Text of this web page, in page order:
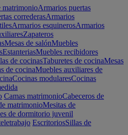
matrimonioArmarios puertas
correderasArmarios
Armarios esquinerosArmarios
Zapateros
Mesas de salónMuebles
EstanteriasMuebles recibidores
de cocinasTaburetes de cocinaMesas
de cocinaMuebles auxiliares de
Cocinas modularesCocinas
Camas matrimonioCabeceros de
matrimonioMesitas de
de dormitorio juvenil
EscritoriosSillas de